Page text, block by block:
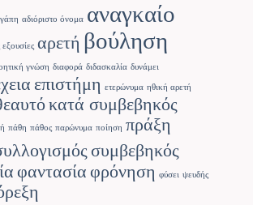
αδιόριστο όνομα αναγκαίο
αρετή βούληση
γνώση διαφορά διδασκαλία δυνάμει
επιστήμη ετερώνυμα ηθική αρετή
κατά συμβεβηκός
πάθη πάθος παρώνυμα ποίηση πράξη
συμβεβηκός
φαντασία φρόνηση φύσει ψευδής